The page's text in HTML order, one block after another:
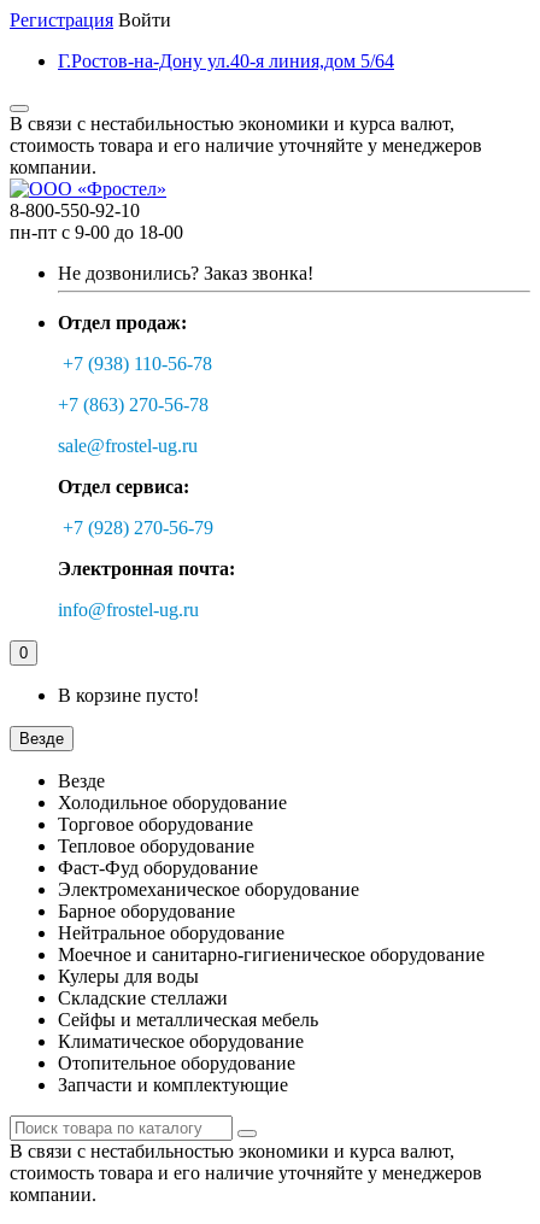
Регистрация Войти
Г.Ростов-на-Дону ул.40-я линия,дом 5/64
В связи с нестабильностью экономики и курса валют,
стоимость товара и его наличие уточняйте у менеджеров
компании.
8-800-550-92-10
пн-пт с 9-00 до 18-00
Не дозвонились? Заказ звонка!
Отдел продаж:
+7 (938) 110-56-78
+7 (863) 270-56-78
sale@frostel-ug.ru
Отдел сервиса:
+7 (928) 270-56-79
Электронная почта:
info@frostel-ug.ru
0
В корзине пусто!
Везде
Везде
Холодильное оборудование
Торговое оборудование
Тепловое оборудование
Фаст-Фуд оборудование
Электромеханическое оборудование
Барное оборудование
Нейтральное оборудование
Моечное и санитарно-гигиеническое оборудование
Кулеры для воды
Складские стеллажи
Сейфы и металлическая мебель
Климатическое оборудование
Отопительное оборудование
Запчасти и комплектующие
В связи с нестабильностью экономики и курса валют,
стоимость товара и его наличие уточняйте у менеджеров
компании.